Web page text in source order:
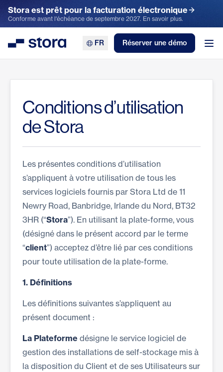
Stora est prêt pour la facturation électronique
Conforme avant l'échéance de septembre 2027. En savoir plus.
Stora FR Réserver une démo
Conditions d’utilisation
de Stora
Les présentes conditions d’utilisation
s’appliquent à votre utilisation de tous les
services logiciels fournis par Stora Ltd de 11
Newry Road, Banbridge, Irlande du Nord, BT32
3HR (“Stora”). En utilisant la plate-forme, vous
(désigné dans le présent accord par le terme
“client”) acceptez d’être lié par ces conditions
pour toute utilisation de la plate-forme.
1. Définitions
Les définitions suivantes s’appliquent au
présent document :
La Plateforme désigne le service logiciel de
gestion des installations de self-stockage mis à
la disposition du Client et de ses Utilisateurs sur